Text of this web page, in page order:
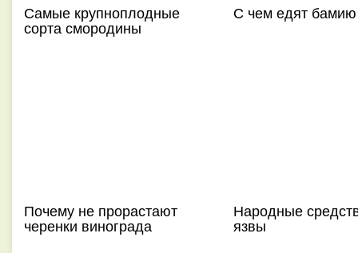
Самые крупноплодные
сорта смородины
С чем едят бамию
Почему не прорастают
черенки винограда
Народные
язвы